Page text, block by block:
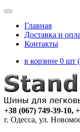
Главная
Доставка и
Контакты
в корзине 0 шт
+38 (067) 749-39-10,
г. Одесса, ул.